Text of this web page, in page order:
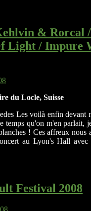
& Rorcal
Light / Impure
du Locle, Suisse
Les voilà enfin devant
temps qu'on m'en parlait,
! Ces affreux nous
au Lyon's Hall avec
Festival 2008